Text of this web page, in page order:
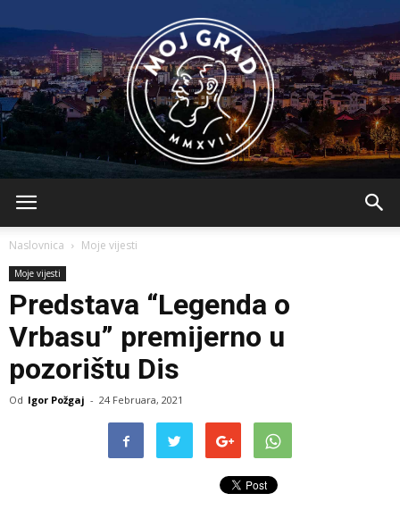
Naslovnica Moje vijesti
Moje vijesti
Predstava “Legenda o
Vrbasu” premijerno u
pozorištu Dis
Od Igor Požgaj - 24 Februara, 2021